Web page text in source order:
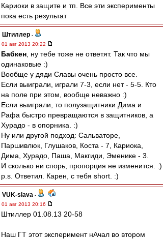
Кариоки в защите и тп. Все эти эксперименты
пока есть результат
Штиллер -
01 авг 2013 20:22
Бабкен , ну тебе тоже не ответят. Так что мы
одинаковые :)
Вообще у дяди Славы очень просто все.
Если выиграли, играли 7-3, если нет - 5-5. Кто
на поле при этом, вообще неважно :)
Если выиграли, то полузащитники Дима и
Рафа быстро превращаются в защитников, а
Хурадо - в опорника. :)
Ну или другой подход: Сальваторе,
Паршивлюк, Глушаков, Коста - 7, Кариока,
Дима, Хурадо, Паша, Макгиди, Эменике - 3.
И сколько ни спорь, пропорция не изменится. :)
p.s. Ответил. Карен, с тебя short. :)
VUK-slava -
01 авг 2013 20:16
Штиллер 01.08.13 20-58
Наш ГТ этот эксперимент нАчал во втором